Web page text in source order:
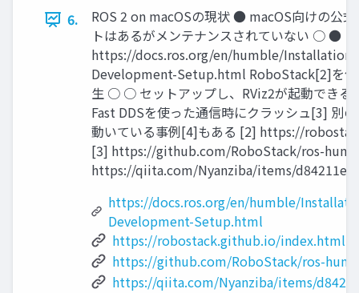
6.
ROS 2 on macOSの現状 ● macOS向けの公
トはあるがメンテナンスされていない ○ ●
https://docs.ros.org/en/humble/Installation/
Development-Setup.html RoboStack[2]を使
生 ○ ○ セットアップし、RViz2が起動できる
Fast DDSを使った通信時にクラッシュ[3] 別
動いている事例[4]もある [2] https://
[3] https://github.com/RoboStack/ros-
https://qiita.com/Nyanziba/items/
https://docs.ros.org/en/humble/
Development-Setup.html
https://robostack.github.io/index.html
https://github.com/RoboStack/ros-
https://qiita.com/Nyanziba/items/